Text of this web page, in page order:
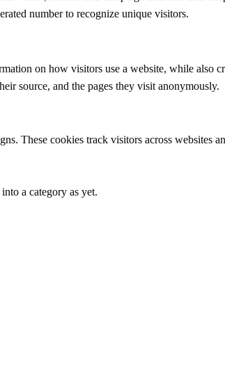
number to recognize unique visitors.
on how visitors use a website, while also
source, and the pages they visit anonymously.
These cookies track visitors across websites
a category as yet.